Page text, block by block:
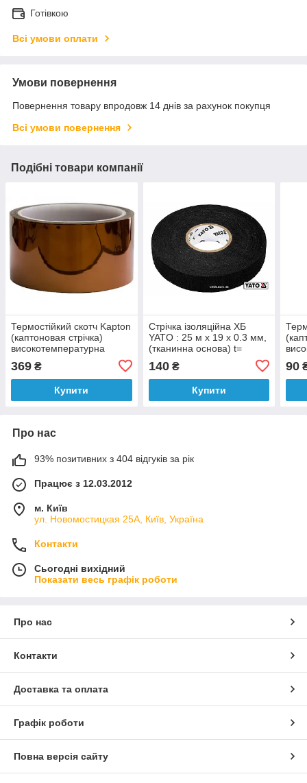
Готівкою
Всі умови оплати
Умови повернення
Повернення товару впродовж 14 днів за рахунок покупця
Всі умови повернення
Подібні товари компанії
Термостійкий скотч Kapton
(каптоновая стрічка)
високотемпературна
поліамідна стрічка 40 мм
33 м
369 ₴
Купити
Стрічка ізоляційна ХБ
YATO : 25 м x 19 x 0.3 мм,
(тканинна основа) t=
140₴
Купити
33 м
90
Про нас
93% позитивних з 404 відгуків за рік
Працює з 12.03.2012
м. Київ
ул. Новомостицкая 25А, Київ, Україна
Контакти
Сьогодні вихідний
Показати весь графік роботи
Про нас
Контакти
Доставка та оплата
Графік роботи
Повна версія сайту